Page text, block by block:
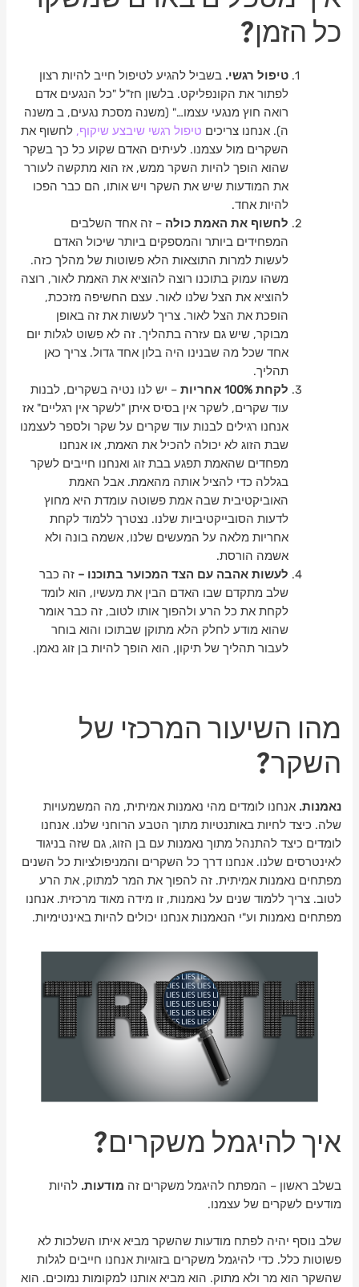
כל הזמן?
טיפול רגשי. בשביל להגיע לטיפול חייב להיות רצון
לפתור את הקונפליקט. בלשון חז"ל "כל הנגעים אדם
רואה חוץ מנגעי עצמו…" (משנה מסכת נגעים, ב משנה
ה). אנחנו צריכים טיפול רגשי שיבצע שיקוף, לחשוף את
השקרים מול עצמנו. לעיתים האדם שקוע כל כך בשקר
שהוא הופך להיות השקר ממש, אז הוא מתקשה לעורר
את המודעות שיש את השקר ויש אותו, הם כבר הפכו
להיות אחד.
לחשוף את האמת כולה – זה אחד השלבים
המפחידים ביותר והמספקים ביותר שיכול האדם
לעשות למרות התוצאות הלא פשוטות של מהלך כזה.
משהו עמוק בתוכנו רוצה להוציא את האמת לאור, רוצה
להוציא את הצל שלנו לאור. עצם החשיפה מזככת,
הופכת את הצל לאור. צריך לעשות את זה באופן
מבוקר, שיש גם עזרה בתהליך. זה לא פשוט לגלות יום
אחד שכל מה שבנינו היה בלון אחד גדול. צריך כאן
תהליך.
לקחת 100% אחריות
– יש לנו נטיה בשקרים, לבנות
עוד שקרים, לשקר אין בסיס איתן "לשקר אין רגליים" אז
אנחנו רגילים לבנות עוד שקרים על שקר ולספר לעצמנו
שבת הזוג לא יכולה להכיל את האמת, או אנחנו
מפחדים שהאמת תפגע בבת זוג ואנחנו חייבים לשקר
בגללה כדי להציל אותה מהאמת. אבל האמת
האוביקטיבית שבה אמת פשוטה עומדת היא מחוץ
לדעות הסובייקטיביות שלנו. נצטרך ללמוד לקחת
אחריות מלאה על המעשים שלנו,אשמה בונה ולא
אשמה הורסת.
לעשות אהבה עם הצד המכוער בתוכנו –זה כבר
שלב מתקדם שבו האדם הבין את מעשיו, הוא לומד
לקחת את כל הרע ולהפוך אותו לטוב, זה כבר אומר
שהוא מודע לחלק הלא מתוקן שבתוכו והוא בוחר
לעבור תהליך של תיקון, הוא הופך להיות בן זוג נאמן.
מהו השיעור המרכזי של
השקר?
נאמנות.אנחנו לומדים מהי נאמנות אמיתית, מה המשמעויות
שלה. כיצד לחיות באותנטיות מתוך הטבע הרוחני שלנו. אנחנו
לומדים כיצד להתנהל מתוך נאמנות עם בן הזוג, גם שזה בניגוד
לאינטרסים שלנו. אנחנו דרך כל השקרים והמניפולציות כל השנים
מפתחים נאמנות אמיתית. זה להפוך את המר למתוק, את הרע
לטוב. צריך ללמוד שנים על נאמנות, זו מידה מאוד מרכזית. אנחנו
מפתחים נאמנות וע"י הנאמנות אנחנו יכולים להיות באינטימיות.
איך להיגמל משקרים?
בשלב ראשון – המפתח להיגמל משקרים זה מודעות.להיות
מודעים לשקרים של עצמנו.
שלב נוסף יהיה לפתח מודעות שהשקר מביא איתו השלכות לא
פשוטות כלל. כדי להיגמל משקרים בזוגיות אנחנו חייבים לגלות
שהשקר הוא מר ולא מתוק. הוא מביא אותנו למקומות נמוכים. הוא